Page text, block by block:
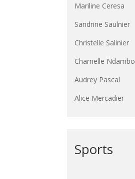
Mariline Ceresa
Sandrine Saulnier
Christelle Salinier
Charnelle Ndambo
Audrey Pascal
Alice Mercadier
Sports